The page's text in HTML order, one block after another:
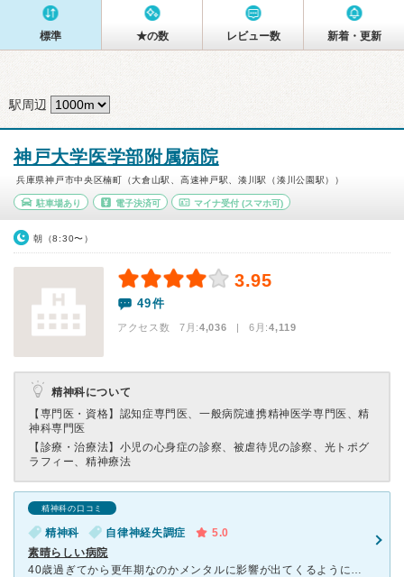
標準 ★の数 レビュー数 新着・更新
駅周辺
神戸大学医学部附属病院
兵庫県神戸市中央区楠町（大倉山駅、高速神戸駅、湊川駅（湊川公園駅））
駐車場あり 電子決済可 マイナ受付 (スマホ可)
朝（8:30〜）
3.95
49件
アクセス数 7月:4,036 | 6月:4,119
精神科について
【専門医・資格】 認知症専門医、一般病院連携精神医学専門医、精
神科専門医
【診療・治療法】 小児の心身症の診察、被虐待児の診察、光トポグ
ラフィー、精神療法
精神科の口コミ
精神科 自律神経失調症
5.0
素晴らしい病院
40歳過ぎてから更年期なのかメンタルに影響が出てくるようになりこちらの病院にお世話になっています。 先生は今までお世話になってきたお医者さんの中で一番話しやすく、何でも相談できて本当に良い先生です。